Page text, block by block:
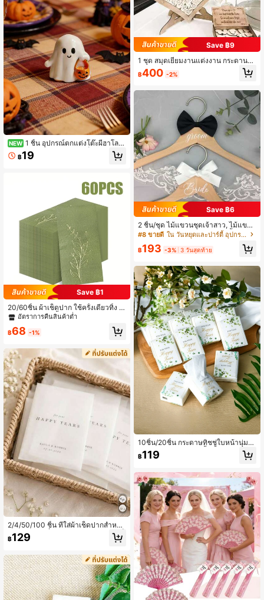
NEW 1 ชิ้น อุปกรณ์ตกแต่งโต๊ะผีฮาโลวี
น, ตกแต่งภูมิทัศน์ผีขนาดเล็กบนโต๊ะ, วั
สดุภูมิทัศน์ผีขนาดเล็กน่ารักและน่าสนใ
นและตกแต่งงานปาร์ตี้วันหยุด
฿19
Save ฿1
20/60ชิ้น ผ้าเช็ดปาก ใช้ครั้งเดียวทิ้ง ข
นาด 13 * 15.7 นิ้ว ลายพิมพ์สีเขียวแบบ
านเลี้ยง งานแต่งงาน การรวมตัวของคร
อัตราการคืนสินค้าต่ำ
฿68 -1%
2/4/50/100 ชิ้น ที่ใส่ผ้าเช็ดปากสำหรับ
งานแต่งงานที่ปรับแต่งได้ (ไม่รวมผ้าเช็
ดปาก) สามารถปรับแต่งชื่อ วันที่ หรือข้
วามสุข ตกแต่งโต๊ะงานแต่งงาน งานเลี้
ยงเจ้าสาว งานปาร์ตี้สาวโสด ของขวัญ
ที่ไม่ซ้ำใคร
฿129
Save ฿9
1 ชุด สมุดเยี่ยมงานแต่งงาน กระดานลง
ลายมือรูปหัวใจไม้อะคริลิค การตกแต่ง
พิธีแต่งงาน กระดานข้อความเฉลิมฉลอ
฿400 -2%
Save ฿6
2 ชิ้น/ชุด ไม้แขวนชุดเจ้าสาว, ไม้แขวน
ชุดสูทและชุดเปิดไหล่พร้อมริบบิ้น, เหม
าะสำหรับเจ้าบ่าวและเจ้าสาว, เหมาะ
สำหรับชุดแต่งงาน, ชุดสูท, อุปกรณ์จัดง
#8 ขายดี ใน วันหยุดและปาร์ตี้ อุปกรณ์จัดงานแต่งงาน
฿193 -3% 3 วันสุดท้าย
10ชิ้น/20ชิ้น กระดาษทิชชู่ใบหน้านุ่ม
สำหรับงานแต่งงาน "น้ำตาแห่งความสุ
ข" ตกแต่งด้วยใบไม้สีเขียว เหมาะสำหรั
ช่วงเวลาแห่งความยินดี อุปกรณ์งานแต่
งงานสำหรับเจ้าสาวและเจ้าบ่าว
฿119